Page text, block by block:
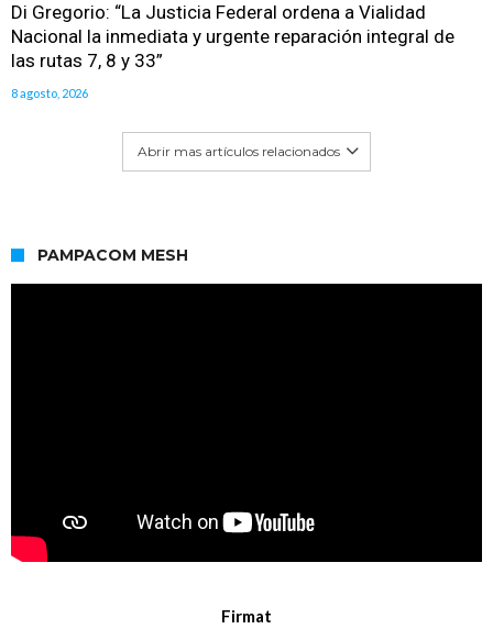
Di Gregorio: “La Justicia Federal ordena a Vialidad
Nacional la inmediata y urgente reparación integral de
las rutas 7, 8 y 33”
8 agosto, 2026
Abrir mas artículos relacionados
PAMPACOM MESH
Firmat